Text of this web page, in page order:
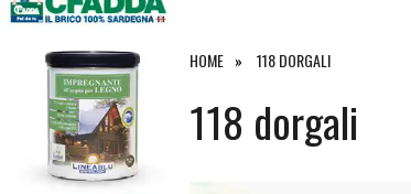
26 LUGLIO 2026 | PAURA SULLA
HOME 118 DORGALI
118 dorgali